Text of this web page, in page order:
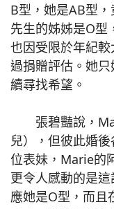
B型，她是AB型
先生的姊姊是O型
也因受限於年紀
過捐贈評估。她
續尋找希望。
張碧豔說，
兒），但彼此婚
位表妹，Marie的
更令人感動的是
應她是O型，而且